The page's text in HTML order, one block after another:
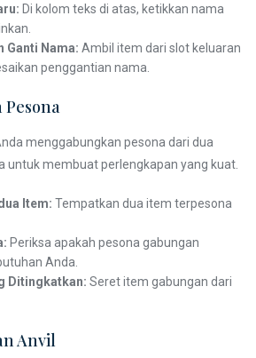
Di kolom teks di atas, ketikkan nama
Ganti Nama: Ambil item dari slot keluaran
penggantian nama.
menggabungkan pesona dari dua
untuk membuat perlengkapan yang kuat.
Item: Tempatkan dua item terpesona
Periksa apakah pesona gabungan
Anda.
Ditingkatkan: Seret item gabungan dari
Anvil